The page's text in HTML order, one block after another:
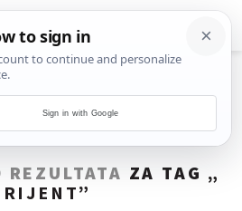
REZULTATA ZA TAG „
”
Sign in with Google